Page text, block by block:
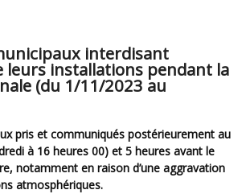
interdisant
leurs installations pendant la
(du 1/11/2023 au
à 16 heures 00) et 5 heures avant le
notamment en raison d’une aggravation
atmosphériques.